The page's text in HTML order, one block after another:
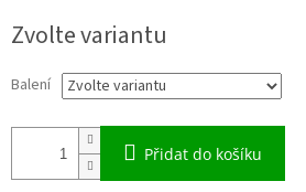
cena:
Zvolte variantu
Balení
Přidat do košíku